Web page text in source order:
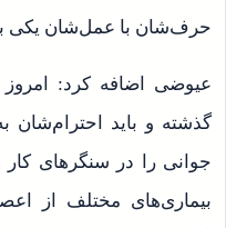
حرف‌شان با عمل‌شان یکی
عیوضی اضافه کرد:
گذشته و باید احترام‌شان
جوانی را در سنگرهای کار
بیماری‌های مختلف از